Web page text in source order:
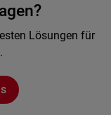
Lösungen für